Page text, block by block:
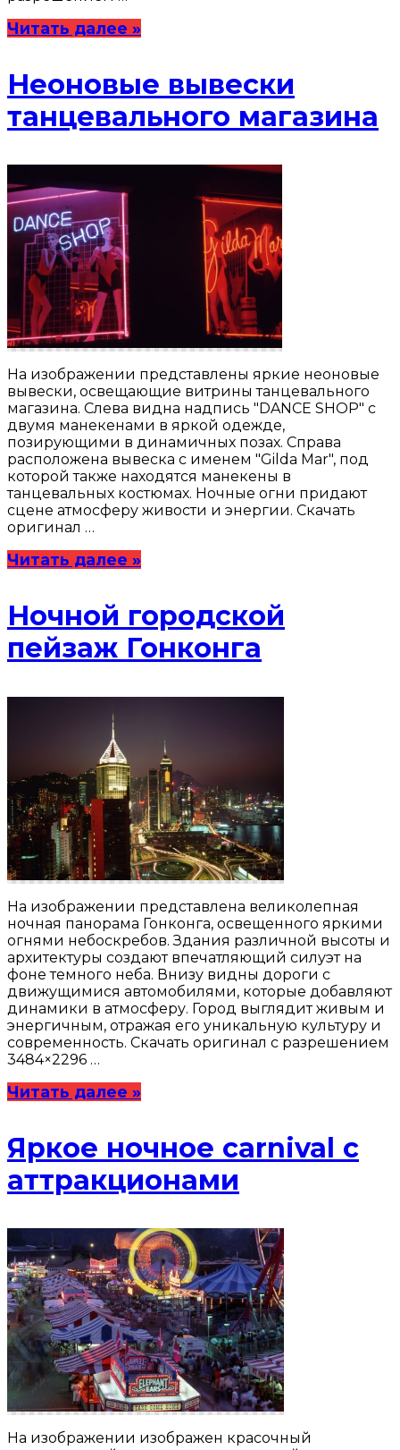
Читать далее »
Неоновые вывески
танцевального магазина
На изображении представлены яркие неоновые
вывески, освещающие витрины танцевального
магазина. Слева видна надпись "DANCE SHOP" с
двумя манекенами в яркой одежде,
позирующими в динамичных позах. Справа
расположена вывеска с именем "Gilda Mar", под
которой также находятся манекены в
танцевальных костюмах. Ночные огни придают
сцене атмосферу живости и энергии. Скачать
оригинал …
Читать далее »
Ночной городской
пейзаж Гонконга
На изображении представлена великолепная
ночная панорама Гонконга, освещенного яркими
огнями небоскребов. Здания различной высоты и
архитектуры создают впечатляющий силуэт на
фоне темного неба. Внизу видны дороги с
движущимися автомобилями, которые добавляют
динамики в атмосферу. Город выглядит живым и
энергичным, отражая его уникальную культуру и
современность. Скачать оригинал с разрешением
3484×2296 …
Читать далее »
Яркое ночное carnival с
аттракционами
На изображении изображен красочный